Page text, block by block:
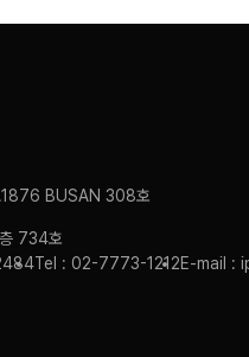
.1876 BUSAN 308호
734호
Tel : 02-7773-1212E-mail :